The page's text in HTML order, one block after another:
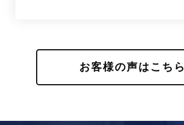
お客様の声はこちら